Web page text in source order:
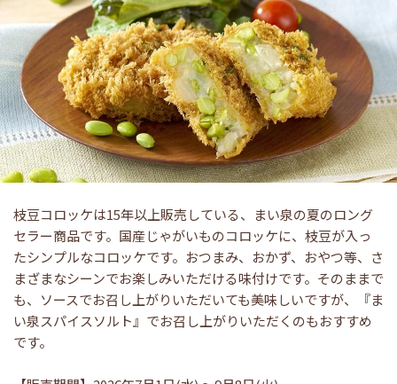
枝豆コロッケは15年以上販売している、まい泉の夏のロング
セラー商品です。国産じゃがいものコロッケに、枝豆が入っ
たシンプルなコロッケです。おつまみ、おかず、おやつ等、さ
まざまなシーンでお楽しみいただける味付けです。そのままで
も、ソースでお召し上がりいただいても美味しいですが、『ま
い泉スパイスソルト』でお召し上がりいただくのもおすすめ
です。